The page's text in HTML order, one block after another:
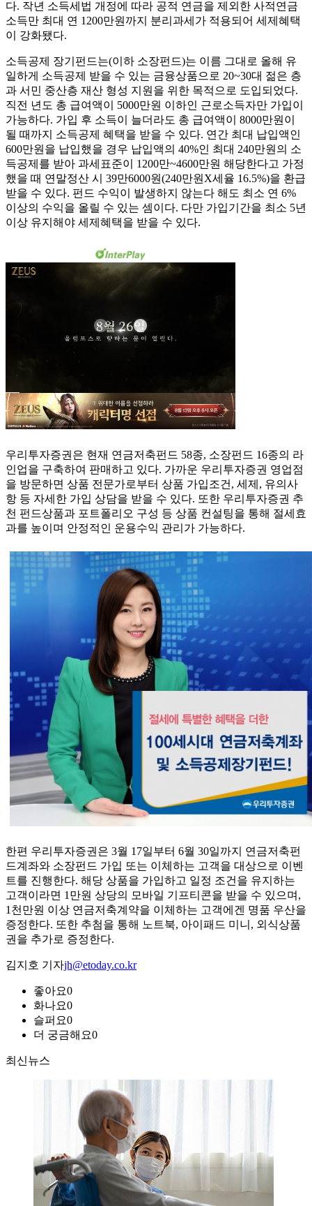
다. 작년 소득세법 개정에 따라 공적 연금을 제외한 사적연금
소득만 최대 연 1200만원까지 분리과세가 적용되어 세제혜택
이 강화됐다.
소득공제 장기펀드는(이하 소장펀드)는 이름 그대로 올해 유
일하게 소득공제 받을 수 있는 금융상품으로 20~30대 젊은 층
과 서민 중산층 재산 형성 지원을 위한 목적으로 도입되었다.
직전 년도 총 급여액이 5000만원 이하인 근로소득자만 가입이
가능하다. 가입 후 소득이 늘더라도 총 급여액이 8000만원이
될 때까지 소득공제 혜택을 받을 수 있다. 연간 최대 납입액인
600만원을 납입했을 경우 납입액의 40%인 최대 240만원의 소
득공제를 받아 과세표준이 1200만~4600만원 해당한다고 가정
했을 때 연말정산 시 39만6000원(240만원X세율 16.5%)을 환급
받을 수 있다. 펀드 수익이 발생하지 않는다 해도 최소 연 6%
이상의 수익을 올릴 수 있는 셈이다. 다만 가입기간을 최소 5년
이상 유지해야 세제혜택을 받을 수 있다.
우리투자증권은 현재 연금저축펀드 58종, 소장펀드 16종의 라
인업을 구축하여 판매하고 있다. 가까운 우리투자증권 영업점
을 방문하면 상품 전문가로부터 상품 가입조건, 세제, 유의사
항 등 자세한 가입 상담을 받을 수 있다. 또한 우리투자증권 추
천 펀드상품과 포트폴리오 구성 등 상품 컨설팅을 통해 절세효
과를 높이며 안정적인 운용수익 관리가 가능하다.
한편 우리투자증권은 3월 17일부터 6월 30일까지 연금저축펀
드계좌와 소장펀드 가입 또는 이체하는 고객을 대상으로 이벤
트를 진행한다. 해당 상품을 가입하고 일정 조건을 유지하는
고객이라면 1만원 상당의 모바일 기프티콘을 받을 수 있으며,
1천만원 이상 연금저축계약을 이체하는 고객에겐 명품 우산을
증정한다. 또한 추첨을 통해 노트북, 아이패드 미니, 외식상품
권을 추가로 증정한다.
김지호 기자jh@etoday.co.kr
좋아요0
화나요0
슬퍼요0
더 궁금해요0
최신뉴스